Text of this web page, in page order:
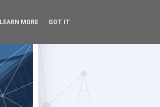
LEARN MORE GOT IT